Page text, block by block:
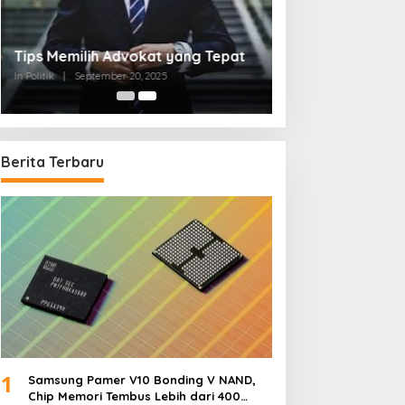
Tips Memilih Advokat yang Tepat
In Politik September 20, 2025
Berita Terbaru
1
Samsung Pamer V10 Bonding V NAND,
Chip Memori Tembus Lebih dari 400